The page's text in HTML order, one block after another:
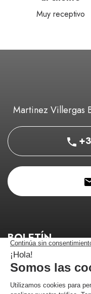
Muy receptivo
Martinez Villergas
BOLETÍN
¡Manténgase
¡Me